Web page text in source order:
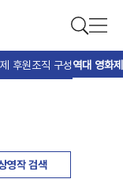
후원조직 구성역대 영화제
영작 검색